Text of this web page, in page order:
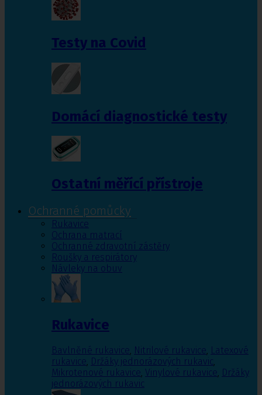
Testy na Covid
Domácí diagnostické testy
Ostatní měřící přístroje
Ochranné pomůcky
Rukavice
Ochrana matrací
Ochranné zdravotní zástěry
Roušky a respirátory
Návleky na obuv
Rukavice
Bavlněné rukavice, Nitrilové rukavice, Latexové
rukavice, Držáky jednorázových rukavic,
Mikrotenové rukavice, Vinylové rukavice, Držáky
jednorázových rukavic